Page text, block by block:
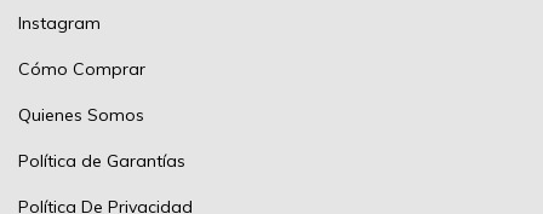
Instagram
Cómo Comprar
Quienes Somos
Política de Garantías
Política De Privacidad